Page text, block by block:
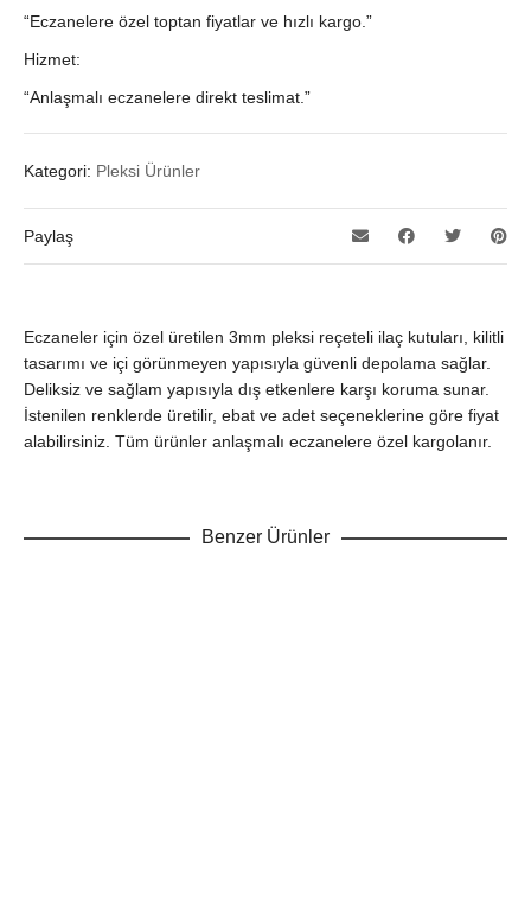
“Eczanelere özel toptan fiyatlar ve hızlı kargo.”
Hizmet:
“Anlaşmalı eczanelere direkt teslimat.”
Kategori: Pleksi Ürünler
Paylaş
Eczaneler için özel üretilen 3mm pleksi reçeteli ilaç kutuları, kilitli
tasarımı ve içi görünmeyen yapısıyla güvenli depolama sağlar.
Deliksiz ve sağlam yapısıyla dış etkenlere karşı koruma sunar.
İstenilen renklerde üretilir, ebat ve adet seçeneklerine göre fiyat
alabilirsiniz. Tüm ürünler anlaşmalı eczanelere özel kargolanır.
Benzer Ürünler